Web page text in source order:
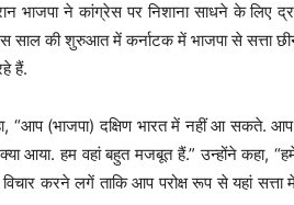
भाजपा ने कांग्रेस पर निशाना साधने के
साल की शुरुआत में कर्नाटक में भाजपा से सत्ता
हैं.
“आप (भाजपा) दक्षिण भारत में नहीं आ सकते.
आया. हम वहां बहुत मजबूत हैं.” उन्होंने कहा,
करने लगें ताकि आप परोक्ष रूप से यहां